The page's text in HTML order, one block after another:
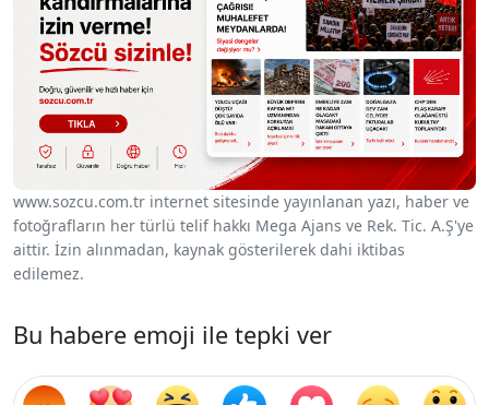
www.sozcu.com.tr internet sitesinde yayınlanan yazı, haber ve
fotoğrafların her türlü telif hakkı Mega Ajans ve Rek. Tic. A.Ş'ye
aittir. İzin alınmadan, kaynak gösterilerek dahi iktibas
edilemez.
Bu habere emoji ile tepki ver